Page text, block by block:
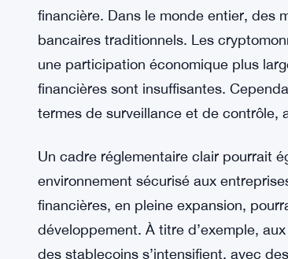
Les stablecoins représentent une
financière. Dans le monde entier, des
bancaires traditionnels. Les
une participation économique plus
financières sont insuffisantes.